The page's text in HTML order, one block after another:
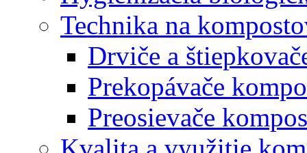
Technika na
Drviče a
Prekopávače
Preosievače